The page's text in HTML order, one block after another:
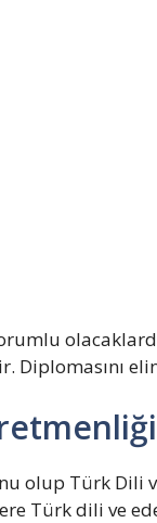
Diplomasını
olup Türk Dili
Türk dili ve